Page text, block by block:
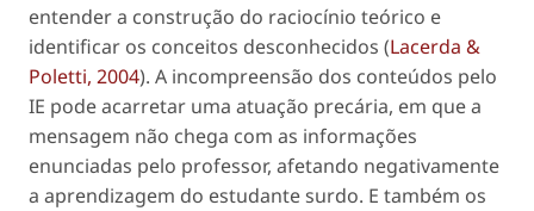
entender a construção do raciocínio teórico e
identificar os conceitos desconhecidos (Lacerda &
Poletti, 2004). A incompreensão dos conteúdos pelo
IE pode acarretar uma atuação precária, em que a
mensagem não chega com as informações
enunciadas pelo professor, afetando negativamente
a aprendizagem do estudante surdo. E também os